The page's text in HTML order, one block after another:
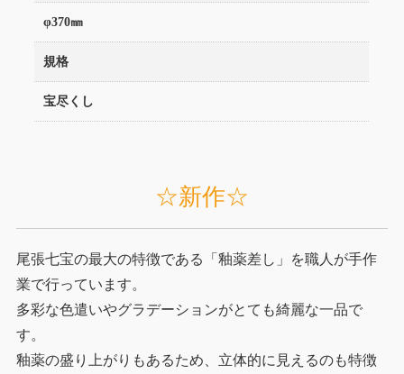
φ370㎜
規格
宝尽くし
☆新作☆
尾張七宝の最大の特徴である「釉薬差し」を職人が手作
業で行っています。
多彩な色遣いやグラデーションがとても綺麗な一品で
す。
釉薬の盛り上がりもあるため、立体的に見えるのも特徴